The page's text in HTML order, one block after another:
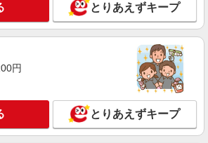
とりあえずキープ
円
とりあえずキープ